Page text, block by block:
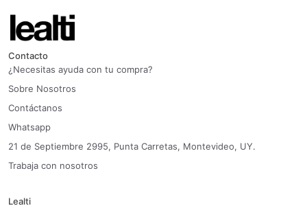
Contacto
¿Necesitas ayuda con tu compra?
Sobre Nosotros
Contáctanos
Whatsapp
21 de Septiembre 2995, Punta Carretas, Montevideo, UY.
Trabaja con nosotros
Lealti